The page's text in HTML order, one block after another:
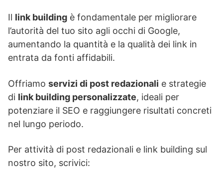
Il link building è fondamentale per migliorare
l’autorità del tuo sito agli occhi di Google,
aumentando la quantità e la qualità dei link in
entrata da fonti affidabili.
Offriamo servizi di post redazionali e strategie
di link building personalizzate, ideali per
potenziare il SEO e raggiungere risultati concreti
nel lungo periodo.
Per attività di post redazionali e link building sul
nostro sito, scrivici: